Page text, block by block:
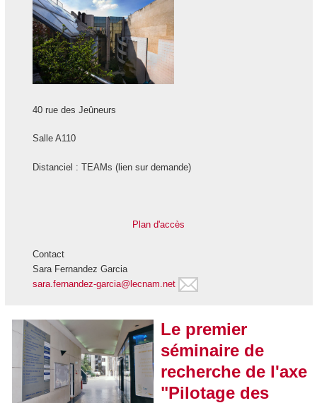
40 rue des Jeûneurs
Salle A110
Distanciel : TEAMs (lien sur demande)
Plan d'accès
Contact
Sara Fernandez Garcia
sara.fernandez-garcia@lecnam.net
Le premier
séminaire de
recherche de l'axe
"Pilotage des